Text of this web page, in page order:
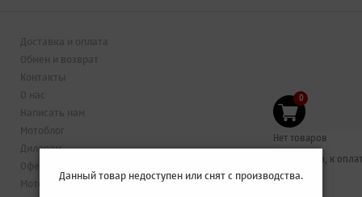
Данный товар недоступен или снят с производства.
Доставка и оплата
Обмен и возврат
Контакты
О нас
Написать нам
Мотоблог
Дилерам
Оферта
Мото магазин
0
Нет товаров
Итого, к